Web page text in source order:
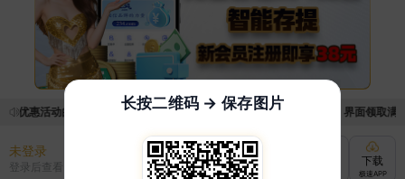
取优惠活动的手续麻烦，已新增优惠系统，现在可以前往【福利中心】界面领取
未登录
登录后查看 充值
快速到账
下载
极速APP
长按二维码 → 保存图片